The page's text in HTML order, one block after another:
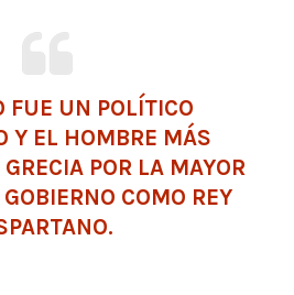
FUE UN POLÍTICO
Y EL HOMBRE MÁS
POR LA MAYOR
COMO REY